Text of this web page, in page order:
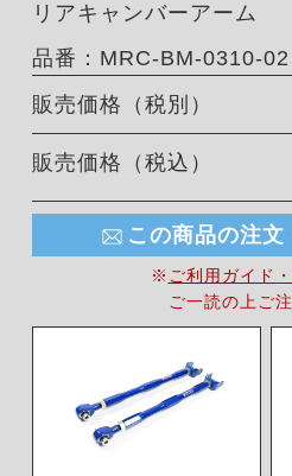
リアキャンバーアーム
品番：MRC-BM-0310-02
販売価格（税別）
販売価格（税込）
この商品の注
※ ご利用ガイド
ご一読の上ご